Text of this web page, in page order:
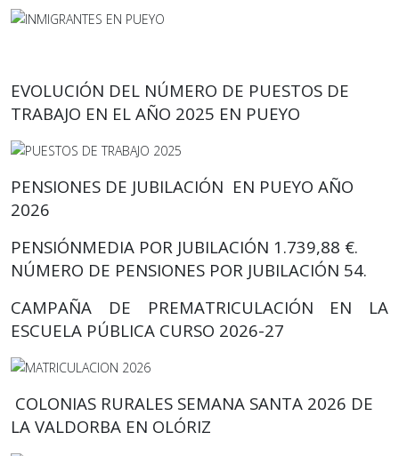
EVOLUCIÓN DEL NÚMERO DE PUESTOS DE
TRABAJO EN EL AÑO 2025 EN PUEYO
PENSIONES DE JUBILACIÓN EN PUEYO AÑO
2026
PENSIÓNMEDIA POR JUBILACIÓN 1.739,88 €.
NÚMERO DE PENSIONES POR JUBILACIÓN 54.
CAMPAÑA DE PREMATRICULACIÓN EN LA
ESCUELA PÚBLICA CURSO 2026-27
COLONIAS RURALES SEMANA SANTA 2026 DE
LA VALDORBA EN OLÓRIZ